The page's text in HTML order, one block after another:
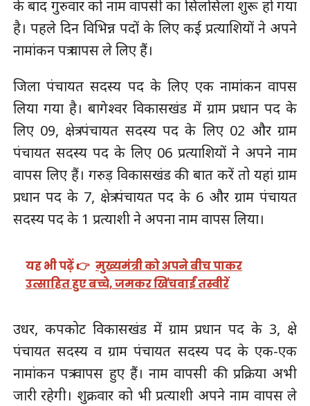
के बाद गुरुवार को नाम वापसी का सिलसिला शुरू हो गया
है। पहले दिन विभिन्न पदों के लिए कई प्रत्याशियों ने अपने
नामांकन पत्र वापस ले लिए हैं।
जिला पंचायत सदस्य पद के लिए एक नामांकन वापस
लिया गया है। बागेश्वर विकासखंड में ग्राम प्रधान पद के
लिए 09, क्षेत्र पंचायत सदस्य पद के लिए 02 और ग्राम
पंचायत सदस्य पद के लिए 06 प्रत्याशियों ने अपने नाम
वापस लिए हैं। गरुड़ विकासखंड की बात करें तो यहां ग्राम
प्रधान पद के 7, क्षेत्र पंचायत पद के 6 और ग्राम पंचायत
सदस्य पद के 1 प्रत्याशी ने अपना नाम वापस लिया।
यह भी पढ़ें 👉 मुख्यमंत्री को अपने बीच पाकर
उत्साहित हुए बच्चे, जमकर खिंचवाईं तस्वीरें
उधर, कपकोट विकासखंड में ग्राम प्रधान पद के 3, क्षेत्र
पंचायत सदस्य व ग्राम पंचायत सदस्य पद के एक-एक
नामांकन पत्र वापस हुए हैं। नाम वापसी की प्रक्रिया अभी
जारी रहेगी। शुक्रवार को भी प्रत्याशी अपने नाम वापस ले